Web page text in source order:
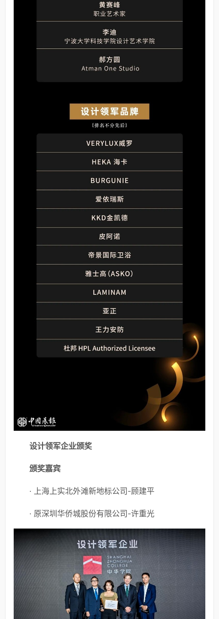
设计领军企业颁奖
颁奖嘉宾
· 上海上实北外滩新地标公司-顾建平
· 原深圳华侨城股份有限公司-许重光